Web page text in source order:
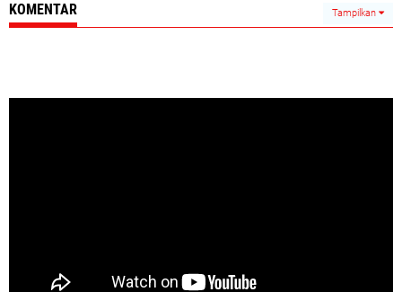
KOMENTAR Tampilkan